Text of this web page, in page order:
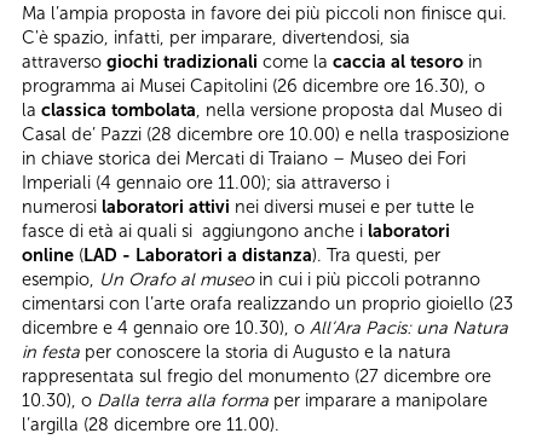
Ma l’ampia proposta in favore dei più piccoli non finisce qui.
C'è spazio, infatti, per imparare, divertendosi, sia
attraverso giochi tradizionali come la caccia al tesoro in
programma ai Musei Capitolini (26 dicembre ore 16.30), o
la classica tombolata, nella versione proposta dal Museo di
Casal de’ Pazzi (28 dicembre ore 10.00) e nella trasposizione
in chiave storica dei Mercati di Traiano – Museo dei Fori
Imperiali (4 gennaio ore 11.00); sia attraverso i
numerosi laboratori attivi nei diversi musei e per tutte le
fasce di età ai quali si aggiungono anche i laboratori
online (LAD - Laboratori a distanza). Tra questi, per
esempio, Un Orafo al museoin cui i più piccoli potranno
cimentarsi con l’arte orafa realizzando un proprio gioiello (23
dicembre e 4 gennaio ore 10.30), o All’Ara Pacis: una Natura
in festa per conoscere la storia di Augusto e la natura
rappresentata sul fregio del monumento (27 dicembre ore
10.30), o Dalla terra alla forma per imparare a manipolare
l’argilla (28 dicembre ore 11.00).